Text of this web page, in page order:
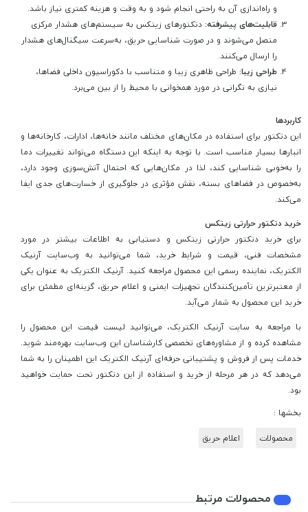
و راه‌اندازی آن به راحتی انجام شود و به وقت و هزینه کمتری نیاز باشد.
قابلیت‌های پیشرفته: دتکتورهای زیتکس به سیستم‌های هشدار مرکزی
متصل می‌شوند و در صورت شناسایی حریق، به‌سرعت سیگنال‌های هشدار
را ارسال می‌کنند.
طراحی زیبا: طراحی ظاهری زیبا و متناسب با دکوراسیون داخلی فضاها،
نیازی به نگرانی در مورد همخوانی با محیط را از بین می‌برد.
کاربردها
این دتکتور برای استفاده در مکان‌های مختلف مانند خانه‌ها، ادارات، کارخانه‌ها و
انبارها بسیار مناسب است. با توجه به اینکه این دستگاه می‌تواند تغییرات دما
را به‌خوبی شناسایی کند، لذا در مکان‌هایی که احتمال آتش‌سوزی وجود دارد،
به‌خصوص در فضاهای بسته، نقش مؤثری در جلوگیری از خسارت‌های جدی ایفا
می‌کند.
خرید دتکتور حرارتی زیتکس
برای خرید دتکتور حرارتی زیتکس و دستیابی به اطلاعات بیشتر در مورد
مشخصات فنی، قیمت و شرایط خرید، شما می‌توانید به وب‌سایت آرنیک
الکتریک، نماینده رسمی این محصول مراجعه کنید. آرنیک الکتریک به عنوان یکی
از معتبرترین تأمین‌کنندگان تجهیزات ایمنی و اعلام حریق، گزینه‌ای مطمئن برای
خرید این محصول به شمار می‌آید.
با مراجعه به سایت آرنیک الکتریک، می‌توانید لیست قیمت این محصول را
مشاهده کرده و از مشاوره‌های تخصصی کارشناسان این وب‌سایت بهره‌مند شوید.
خدمات پس از فروش و پشتیبانی حرفه‌ای آرنیک الکتریک این اطمینان را به شما
می‌دهد که در هر مرحله از خرید و استفاده از این دتکتور تحت حمایت خواهید
بود.
بخشها :
محصولات
اعلام حریق
محصولات مرتبط